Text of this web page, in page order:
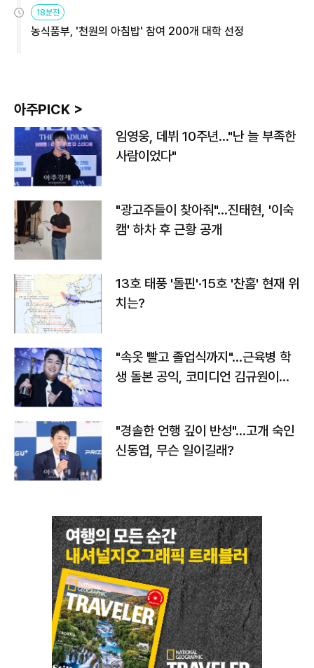
18분전
농식품부, '천원의 아침밥' 참여 200개 대학 선정
아주PICK >
임영웅, 데뷔 10주년…"난 늘 부족한
사람이었다"
"광고주들이 찾아줘"…진태현, '이숙
캠' 하차 후 근황 공개
13호 태풍 '돌핀'·15호 '찬홈' 현재 위
치는?
"속옷 빨고 졸업식까지"…근육병 학
생 돌본 공익, 코미디언 김규원이었
"경솔한 언행 깊이 반성"…고개 숙인
신동엽, 무슨 일이길래?